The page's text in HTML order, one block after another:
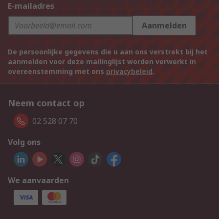
E-mailadres
Aanmelden
De persoonlijke gegevens die u aan ons verstrekt bij het
aanmelden voor deze mailinglijst worden verwerkt in
overeenstemming met ons privacybeleid.
Neem contact op
02 528 07 70
Volg ons
We aanvaarden